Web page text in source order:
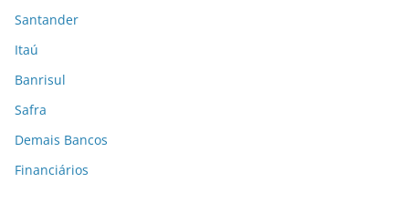
Santander
Itaú
Banrisul
Safra
Demais Bancos
Financiários